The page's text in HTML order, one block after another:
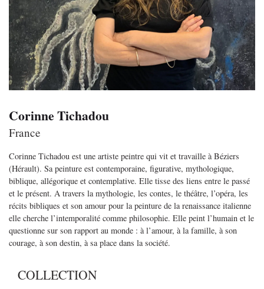
Corinne Tichadou
France
Corinne Tichadou est une artiste peintre qui vit et travaille à Béziers
(Hérault). Sa peinture est contemporaine, figurative, mythologique,
biblique, allégorique et contemplative. Elle tisse des liens entre le passé
et le présent. A travers la mythologie, les contes, le théâtre, l’opéra, les
récits bibliques et son amour pour la peinture de la renaissance italienne
elle cherche l’intemporalité comme philosophie. Elle peint l’humain et le
questionne sur son rapport au monde : à l’amour, à la famille, à son
courage, à son destin, à sa place dans la société.
COLLECTION